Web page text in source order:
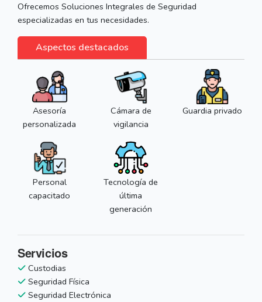
Ofrecemos Soluciones Integrales de Seguridad
especializadas en tus necesidades.
Aspectos destacados
Asesoría
personalizada
Cámara de
vigilancia
Guardia privado
Personal
capacitado
Tecnología de
última
generación
Servicios
Custodias
Seguridad Física
Seguridad Electrónica